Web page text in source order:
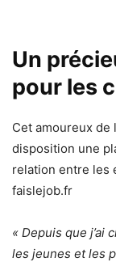
Un
pour les
Cet amoureux de
disposition une
relation entre les
faislejob.fr
« Depuis que j’ai
les jeunes et les